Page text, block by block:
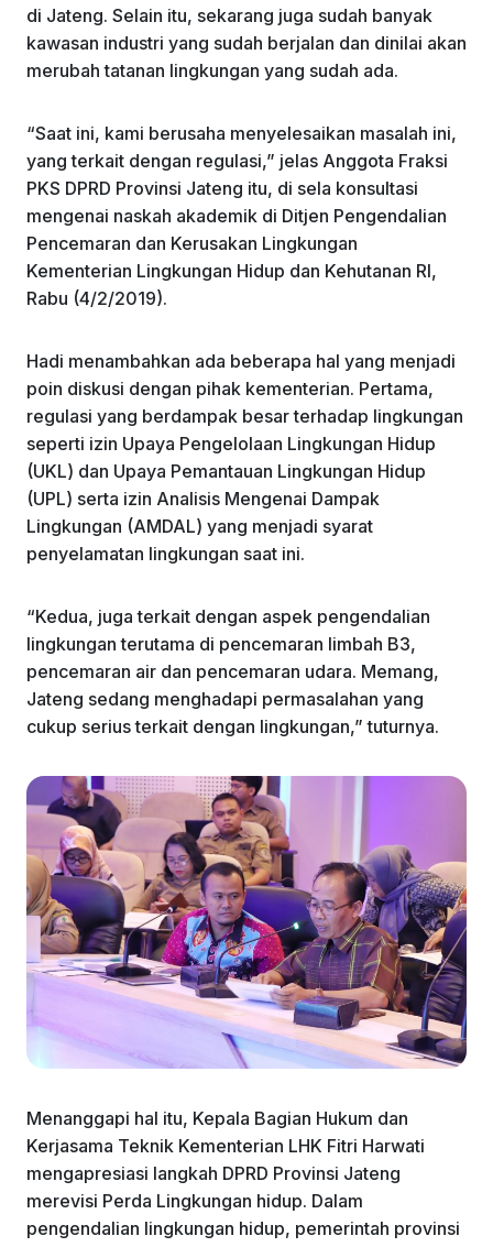
di Jateng. Selain itu, sekarang juga sudah banyak
kawasan industri yang sudah berjalan dan dinilai akan
merubah tatanan lingkungan yang sudah ada.
“Saat ini, kami berusaha menyelesaikan masalah ini,
yang terkait dengan regulasi,” jelas Anggota Fraksi
PKS DPRD Provinsi Jateng itu, di sela konsultasi
mengenai naskah akademik di Ditjen Pengendalian
Pencemaran dan Kerusakan Lingkungan
Kementerian Lingkungan Hidup dan Kehutanan RI,
Rabu (4/2/2019).
Hadi menambahkan ada beberapa hal yang menjadi
poin diskusi dengan pihak kementerian. Pertama,
regulasi yang berdampak besar terhadap lingkungan
seperti izin Upaya Pengelolaan Lingkungan Hidup
(UKL) dan Upaya Pemantauan Lingkungan Hidup
(UPL) serta izin Analisis Mengenai Dampak
Lingkungan (AMDAL) yang menjadi syarat
penyelamatan lingkungan saat ini.
“Kedua, juga terkait dengan aspek pengendalian
lingkungan terutama di pencemaran limbah B3,
pencemaran air dan pencemaran udara. Memang,
Jateng sedang menghadapi permasalahan yang
cukup serius terkait dengan lingkungan,” tuturnya.
Menanggapi hal itu, Kepala Bagian Hukum dan
Kerjasama Teknik Kementerian LHK Fitri Harwati
mengapresiasi langkah DPRD Provinsi Jateng
merevisi Perda Lingkungan hidup. Dalam
pengendalian lingkungan hidup, pemerintah provinsi